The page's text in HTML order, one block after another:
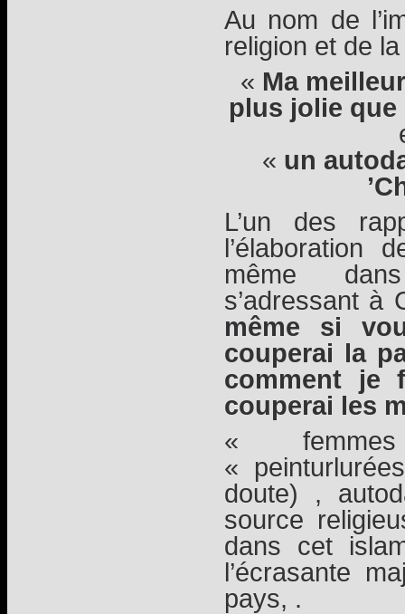
Au nom de
religion et de
« Ma
plus jolie
« un
L’un des
l’élaboration
même
s’adressant
même si
couperai la
comment je
couperai les
«
«
doute) ,
source
dans cet
l’écrasante
pays, .